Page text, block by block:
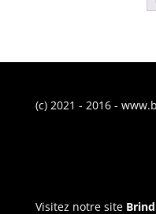
(c) 2021 - 2016 -
Visitez notre site